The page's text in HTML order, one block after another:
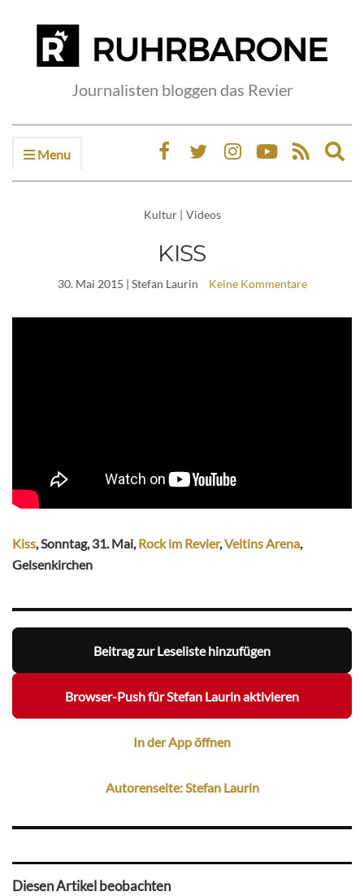
Journalisten bloggen das Revier
Menu
Kultur | Videos
KISS
30. Mai 2015 | Stefan Laurin Keine Kommentare
Kiss, Sonntag, 31. Mai,Rock im Revier,Veltins Arena,
Gelsenkirchen
Beitrag zur Leseliste hinzufügen
Browser-Push für Stefan Laurin aktivieren
In der App öffnen
Autorenseite: Stefan Laurin
Diesen Artikel beobachten